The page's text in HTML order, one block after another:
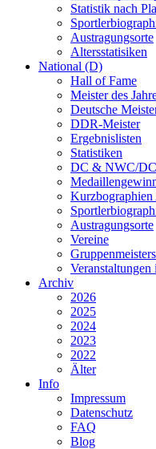
Statistik nach
Austragungsorte
Altersstatisiken
National (D)
Hall of Fame
Meister des
Deutsche
DDR-Meister
Ergebnislisten
Statistiken
DC & NWC/
Kurzbographien
Austragungsorte
Vereine
Archiv
2026
2025
2024
2023
2022
Älter
Info
Impressum
Datenschutz
FAQ
Blog